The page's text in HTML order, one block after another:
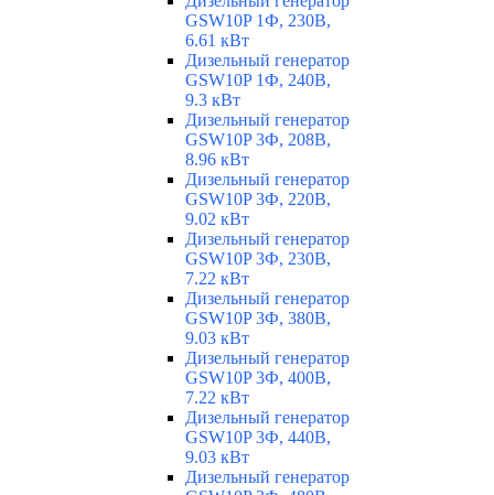
GSW10P 1Ф, 230В,
6.61 кВт
Дизельный генератор
GSW10P 1Ф, 240В,
9.3 кВт
Дизельный генератор
GSW10P 3Ф, 208В,
8.96 кВт
Дизельный генератор
GSW10P 3Ф, 220В,
9.02 кВт
Дизельный генератор
GSW10P 3Ф, 230В,
7.22 кВт
Дизельный генератор
GSW10P 3Ф, 380В,
9.03 кВт
Дизельный генератор
GSW10P 3Ф, 400В,
7.22 кВт
Дизельный генератор
GSW10P 3Ф, 440В,
9.03 кВт
Дизельный генератор